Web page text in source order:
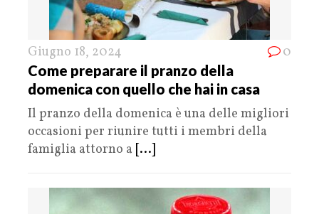
Giugno 18, 2024 0
Come preparare il pranzo della
domenica con quello che hai in casa
Il pranzo della domenica è una delle migliori
occasioni per riunire tutti i membri della
famiglia attorno a [...]